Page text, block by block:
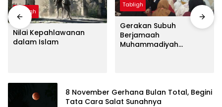
Tabligh
Nilai Kepahlawanan
dalam Islam
Tabligh
Gerakan Subuh
Berjamaah
Muhammadiyah
8 November Gerhana Bulan Total, Begini
Tata Cara Salat Sunahnya